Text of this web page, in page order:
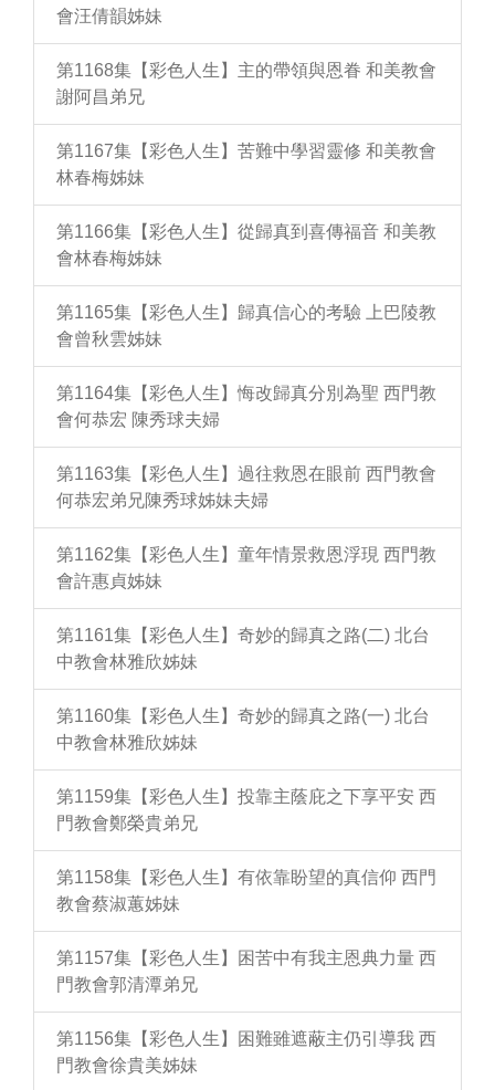
會汪倩韻姊妹
第1168集【彩色人生】主的帶領與恩眷 和美教會
謝阿昌弟兄
第1167集【彩色人生】苦難中學習靈修 和美教會
林春梅姊妹
第1166集【彩色人生】從歸真到喜傳福音 和美教
會林春梅姊妹
第1165集【彩色人生】歸真信心的考驗 上巴陵教
會曾秋雲姊妹
第1164集【彩色人生】悔改歸真分別為聖 西門教
會何恭宏 陳秀球夫婦
第1163集【彩色人生】過往救恩在眼前 西門教會
何恭宏弟兄陳秀球姊妹夫婦
第1162集【彩色人生】童年情景救恩浮現 西門教
會許惠貞姊妹
第1161集【彩色人生】奇妙的歸真之路(二) 北台
中教會林雅欣姊妹
第1160集【彩色人生】奇妙的歸真之路(一) 北台
中教會林雅欣姊妹
第1159集【彩色人生】投靠主蔭庇之下享平安 西
門教會鄭榮貴弟兄
第1158集【彩色人生】有依靠盼望的真信仰 西門
教會蔡淑蕙姊妹
第1157集【彩色人生】困苦中有我主恩典力量 西
門教會郭清潭弟兄
第1156集【彩色人生】困難雖遮蔽主仍引導我 西
門教會徐貴美姊妹